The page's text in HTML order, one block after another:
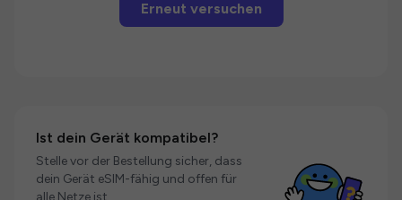
Erneut versuchen
Ist dein Gerät kompatibel?
Stelle vor der Bestellung sicher, dass
dein Gerät eSIM-fähig und offen für
alle Netze ist.